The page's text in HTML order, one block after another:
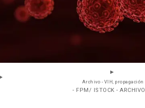
Archivo - VIH, propagación
- FPM/ ISTOCK - ARCHIVO